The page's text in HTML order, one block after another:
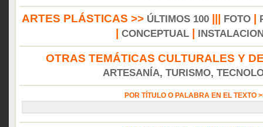
ARTES PLÁSTICAS >> ÚLTIMOS 100 FOTO
CONCEPTUAL
OTRAS TEMÁTICAS CULTURALES Y
ARTESANÍA, TURISMO,
POR TÍTULO O PALABRA EN EL TEXTO